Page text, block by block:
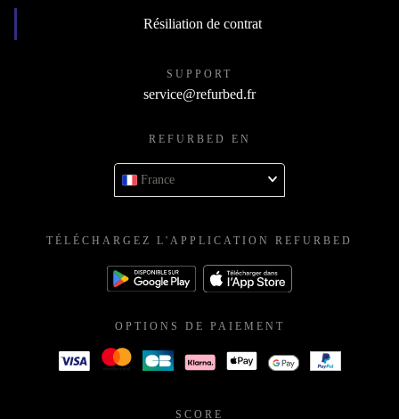
Résiliation de contrat
SUPPORT
service@refurbed.fr
REFURBED EN
France
TÉLÉCHARGEZ L'APPLICATION REFURBED
OPTIONS DE PAIEMENT
SCORE